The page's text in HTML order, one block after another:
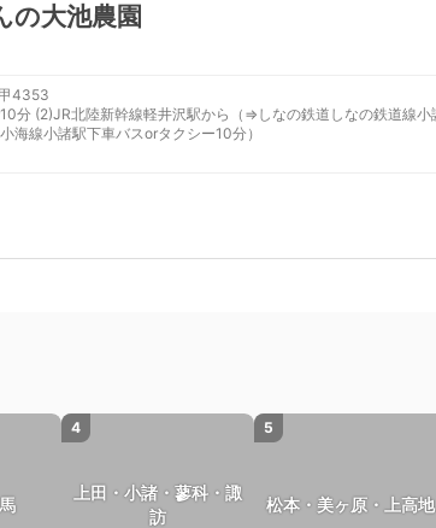
の大池農園
4353
分） (3)JR北陸新幹線佐
海線小諸駅下車バスorタクシー10分）
4
上田・小諸・蓼科・諏
訪
5
松本・美ヶ原・上高地